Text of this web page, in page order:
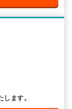
ます。